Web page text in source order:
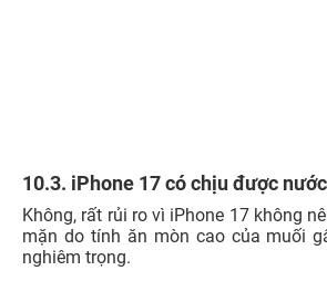
10.3. iPhone 17 có chịu được
Không, rất rủi ro vì iPhone 17 không
mặn do tính ăn mòn cao của muối
nghiêm trọng.